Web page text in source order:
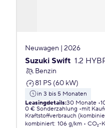
Neuwagen | 2026
Suzuki Swift 1.2
Benzin
81 PS (60 kW)
in 3 bis 5 Monaten
Leasingdetails:30 Monate
0 € Sonderzahlung
mit
Kraftstoffverbrauch
kombiniert: 106 g/km CO₂-